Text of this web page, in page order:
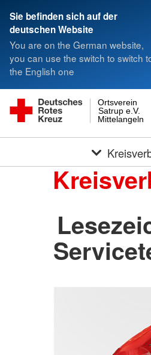
Sie befinden sich auf der
deutschen Website
You are on the German website,
you can use the switch to switch
the English one
Mittelangeln
Satrup e.V.
Ortsverein